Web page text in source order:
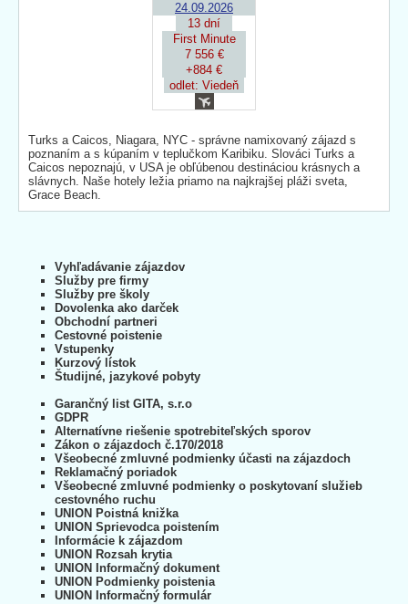
24.09.2026
13 dní
First Minute
7 556 €
+884 €
odlet: Viedeň
Turks a Caicos, Niagara, NYC - správne namixovaný zájazd s
poznaním a s kúpaním v teplučkom Karibiku. Slováci Turks a
Caicos nepoznajú, v USA je obľúbenou destináciou krásnych a
slávnych. Naše hotely ležia priamo na najkrajšej pláži sveta,
Grace Beach.
Vyhľadávanie zájazdov
Služby pre firmy
Služby pre školy
Dovolenka ako darček
Obchodní partneri
Cestovné poistenie
Vstupenky
Kurzový lístok
Študijné, jazykové pobyty
Garančný list GITA, s.r.o
GDPR
Alternatívne riešenie spotrebiteľských sporov
Zákon o zájazdoch č.170/2018
Všeobecné zmluvné podmienky účasti na zájazdoch
Reklamačný poriadok
Všeobecné zmluvné podmienky o poskytovaní služieb
cestovného ruchu
UNION Poistná knižka
UNION Sprievodca poistením
Informácie k zájazdom
UNION Rozsah krytia
UNION Informačný dokument
UNION Podmienky poistenia
UNION Informačný formulár